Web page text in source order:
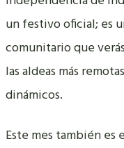
un festivo oficial; es
comunitario que
las aldeas más
dinámicos.
Este mes también